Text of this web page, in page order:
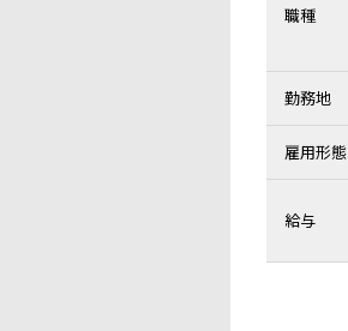
職種
勤務地
雇用形態
給与